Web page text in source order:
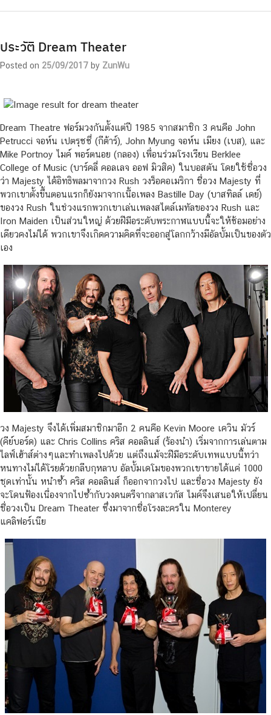
ประวัติ Dream Theater
Posted on 25/09/2017 by ZunWu
Dream Theatre ฟอร์มวงกันตั้งแต่ปี 1985 จากสมาชิก 3 คนคือ John
Petrucci จอห์น เปตรุซซี่ (กีต้าร์), John Myung จอห์น เมียง (เบส), และ
Mike Portnoy ไมค์ พอร์ตนอย (กลอง) เพื่อนร่วมโรงเรียน Berklee
College of Music (บาร์คลี่ คอลเลจ ออฟ มิวสิค) ในบอสตัน โดยใช้ชื่อวง
ว่า Majesty ได้อิทธิพลมาจากวง Rush วงร็อคอเมริกา ชื่อวง Majesty ที่
พวกเขาตั้งขึ้นตอนแรกก็ยังมาจากเนื้อเพลง Bastille Day (บาสทิลล์ เดย์)
ของวง Rush ในช่วงแรกพวกเขาเล่นเพลงสไตล์เมทัลของวง Rush และ
Iron Maiden เป็นส่วนใหญ่ ด้วยฝีมือระดับพระกาฬแบบนี้จะให้ซ้อมอย่าง
เดียวคงไม่ได้ พวกเขาจึงเกิดความคิดที่จะออกสู่โลกกว้างมีอัลบั้มเป็นของตัว
เอง
วง Majesty จึงได้เพิ่มสมาชิกมาอีก 2 คนคือ Kevin Moore เควิน มัวร์
(คีย์บอร์ด) และ Chris Collins คริส คอลลินส์ (ร้องนำ) เริ่มจากการเล่นตาม
ไลฟ์เฮ้าส์ต่างๆและทำเพลงไปด้วย แต่ถึงแม้จะฝีมือระดับเทพแบบนี้ทว่า
หนทางไม่ได้โรยด้วยกลีบกุหลาบ อัลบั้มเดโมของพวกเขาขายได้แค่ 1000
ชุดเท่านั้น หนำซ้ำ คริส คอลลินส์ ก็ออกจากวงไป และชื่อวง Majesty ยัง
จะโดนฟ้องเนื่องจากไปซ้ำกับวงดนตรีจากลาสเวกัส ไมค์จึงเสนอให้เปลี่ยน
ชื่อวงเป็น Dream Theater ซึ่งมาจากชื่อโรงละครใน Monterey
แคลิฟอร์เนีย